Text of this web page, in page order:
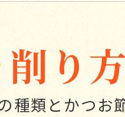
削り
種類とかつお